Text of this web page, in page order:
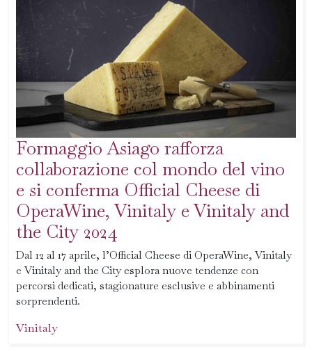
Formaggio Asiago rafforza
collaborazione col mondo del vino
e si conferma Official Cheese di
OperaWine, Vinitaly e Vinitaly and
the City 2024
Dal 12 al 17 aprile, l’Official Cheese di OperaWine, Vinitaly
e Vinitaly and the City esplora nuove tendenze con
percorsi dedicati, stagionature esclusive e abbinamenti
sorprendenti.
Vinitaly